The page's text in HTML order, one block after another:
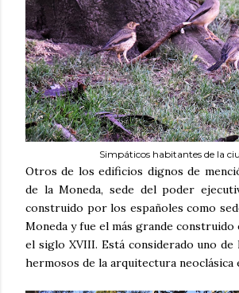
Simpáticos habitantes de la
Otros de los edificios dignos de
de la Moneda, sede del poder
construido por los españoles como
Moneda y fue el más grande construido
el siglo XVIII. Está considerado uno de
hermosos de la arquitectura neoclásica